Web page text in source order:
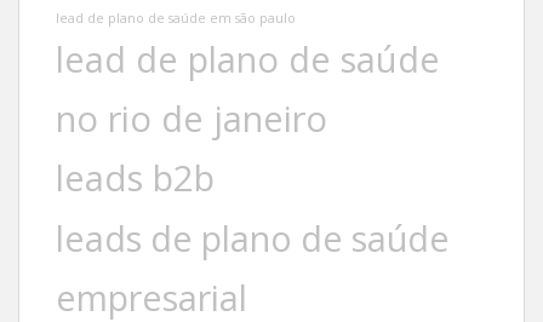
lead de plano de saúde em são paulo
lead de plano de saúde
no rio de janeiro
leads b2b
leads de plano de saúde
empresarial